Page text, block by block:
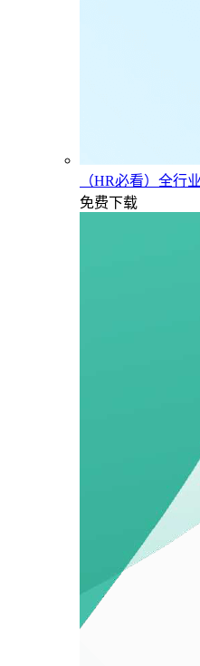
（HR必看）全行
免费下载